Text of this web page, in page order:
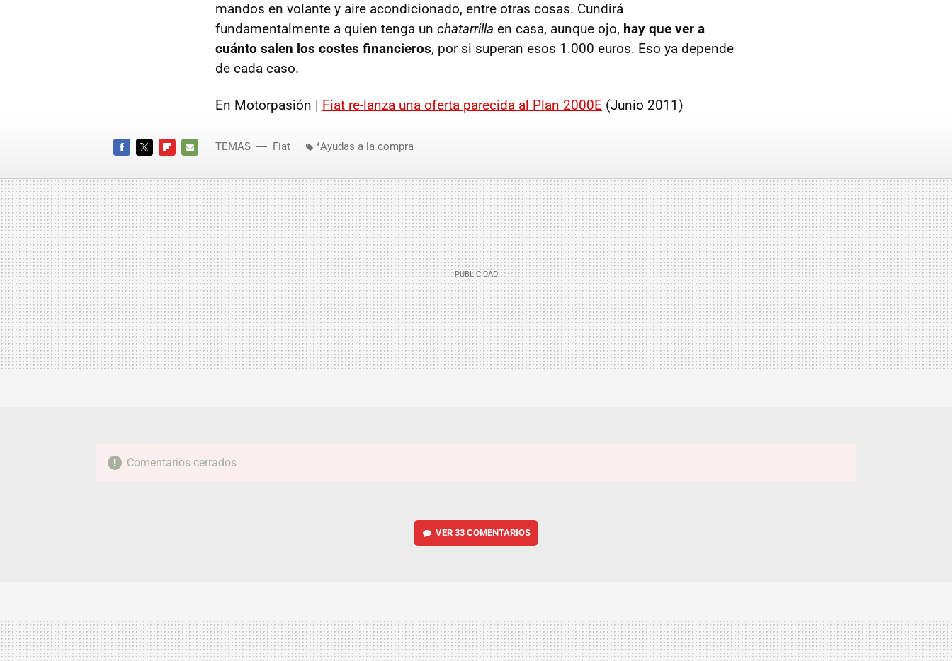
mandos en volante y aire acondicionado, entre otras cosas. Cundirá
fundamentalmente a quien tenga un chatarrilla en casa, aunque ojo, hay que ver a
cuánto salen los costes financieros, por si superan esos 1.000 euros. Eso ya depende
de cada caso.
En Motorpasión | Fiat re-lanza una oferta parecida al Plan 2000E (Junio 2011)
MAIL
TEMAS Fiat *Ayudas a la compra
Comentarios cerrados
VER 33 COMENTARIOS